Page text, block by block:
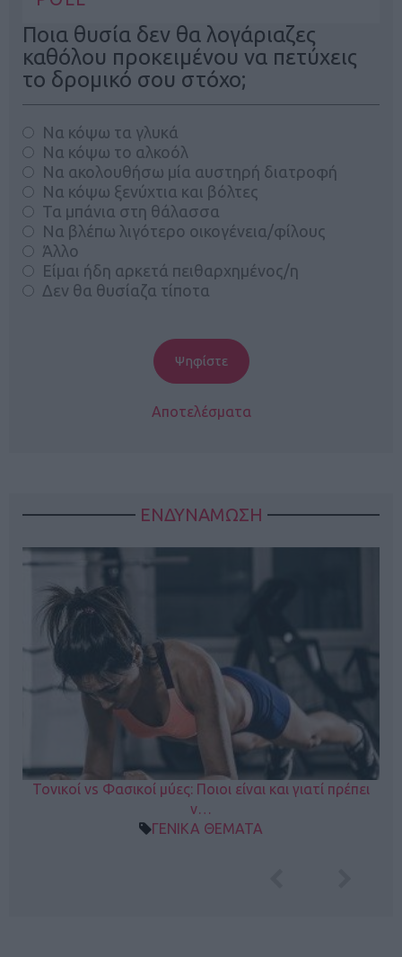
Ποια θυσία δεν θα λογάριαζες
καθόλου προκειμένου να πετύχεις
το δρομικό σου στόχο;
Να κόψω τα γλυκά
Να κόψω το αλκοόλ
Να ακολουθήσω μία αυστηρή διατροφή
Να κόψω ξενύχτια και βόλτες
Τα μπάνια στη θάλασσα
Να βλέπω λιγότερο οικογένεια/φίλους
Άλλο
Είμαι ήδη αρκετά πειθαρχημένος/η
Δεν θα θυσίαζα τίποτα
Αποτελέσματα
ΕΝΔΥΝΑΜΩΣΗ
Τονικοί vs Φασικοί μύες: Ποιοι είναι και γιατί πρέπει
ν…
ΓΕΝΙΚΑ ΘΕΜΑΤΑ